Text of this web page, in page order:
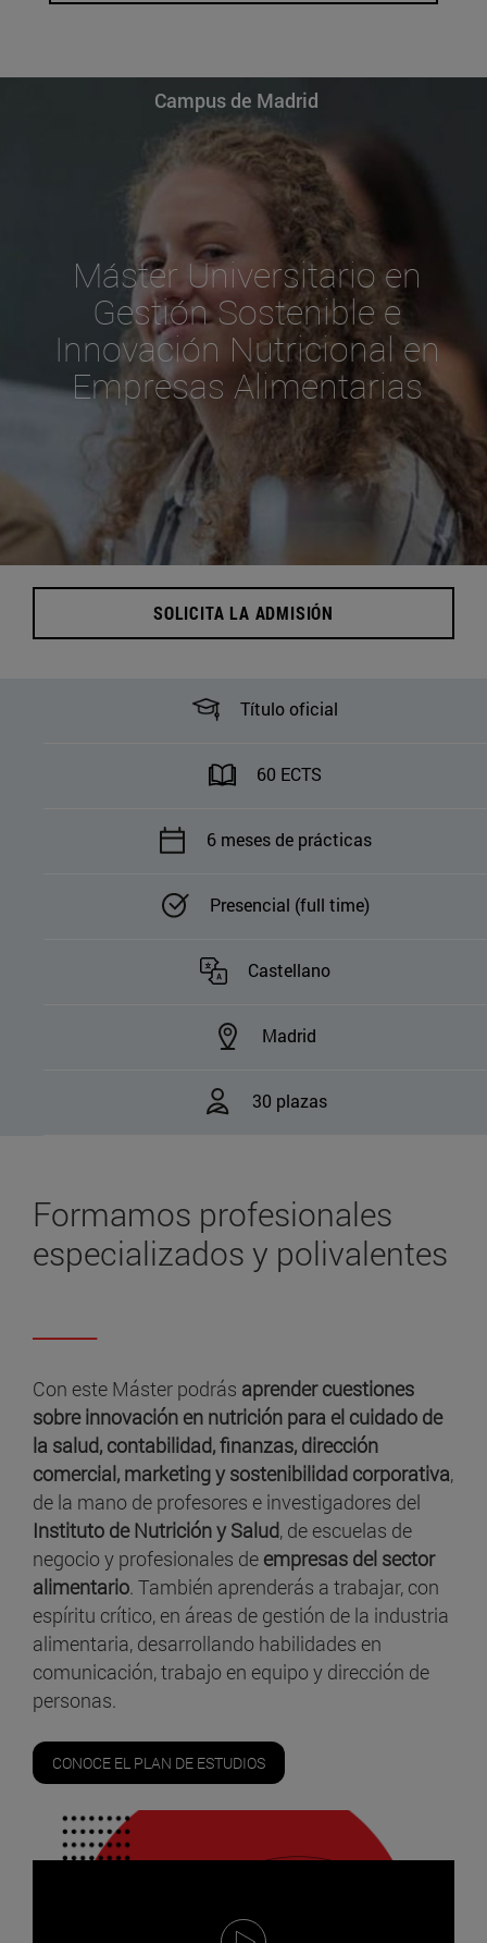
Campus de Madrid
Máster Universitario en
Gestión Sostenible e
Innovación Nutricional en
Empresas Alimentarias
SOLICITA LA ADMISIÓN
Título oficial
60 ECTS
6 meses de prácticas
Presencial (full time)
Castellano
Madrid
30 plazas
Formamos profesionales
especializados y polivalentes
Con este Máster podrás aprender cuestiones
sobreinnovación en nutrición para el cuidado de
la salud, contabilidad, finanzas, dirección
comercial, marketing y sostenibilidad corporativa,
de la mano de profesores e investigadores del
Instituto de Nutrición y Salud, de escuelas de
negocio y profesionales de empresas del sector
alimentario. También aprenderás a trabajar, con
espíritu crítico, en áreas de gestión de la industria
alimentaria, desarrollando habilidades en
comunicación, trabajo en equipo y dirección de
personas.
CONOCE EL PLAN DE ESTUDIOS